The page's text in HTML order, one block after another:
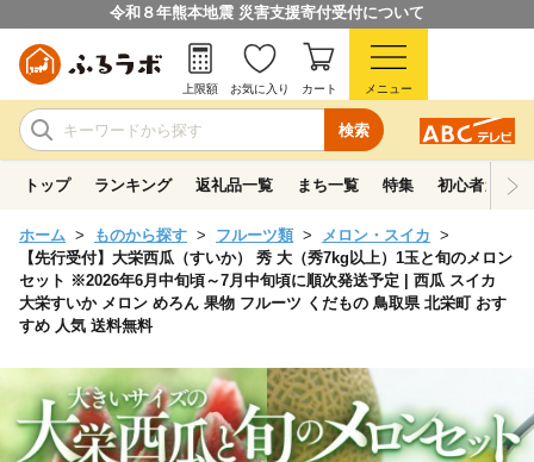
令和８年熊本地震 災害支援寄付受付について
検索
上限額 お気に入り カート メニュー
トップ ランキング 返礼品一覧 まち一覧 特集 初心者ガイド
ホーム ものから探す フルーツ類
メロン・スイカ
【先行受付】大栄西瓜（すいか） 秀 大（秀7kg以上）1玉と旬のメロン
セット ※2026年6月中旬頃～7月中旬頃に順次発送予定 | 西瓜 スイカ
大栄すいか メロン めろん 果物 フルーツ くだもの 鳥取県 北栄町 おす
すめ 人気 送料無料